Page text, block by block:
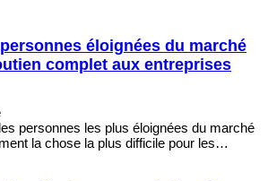
éloignées du marché
complet aux entreprises
personnes les plus éloignées du marché
la chose la plus difficile pour les…